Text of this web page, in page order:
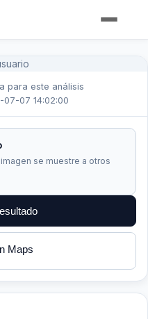
para este análisis
07-07 14:02:00
se muestre a otros
Maps